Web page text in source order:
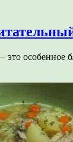
особенное